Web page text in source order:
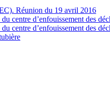
Réunion du 19 avril 2016
centre d’enfouissement des
centre d’enfouissement des